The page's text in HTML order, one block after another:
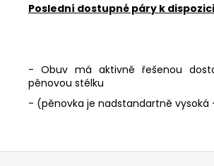
Poslední dostupné páry k
- Obuv má aktivně řešenou
pěnovou stélku
- (pěnovka je nadstandartně vysoká
Z